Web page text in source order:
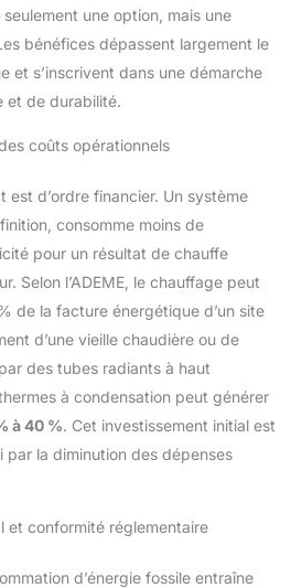
une option, mais une
bénéfices dépassent largement le
et s’inscrivent dans une démarche
et de durabilité.
coûts opérationnels
est d’ordre financier. Un système
consomme moins de
pour un résultat de chauffe
Selon l’ADEME, le chauffage peut
de la facture énergétique d’un site
d’une vieille chaudière ou de
des tubes radiants à haut
à condensation peut générer
à 40 %. Cet investissement initial est
la diminution des dépenses
et conformité réglementaire
d’énergie fossile entraîne